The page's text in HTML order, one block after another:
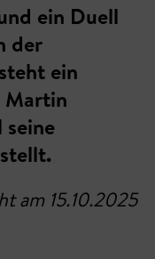
ein Duell
der
ein
Martin
seine
am 15.10.2025